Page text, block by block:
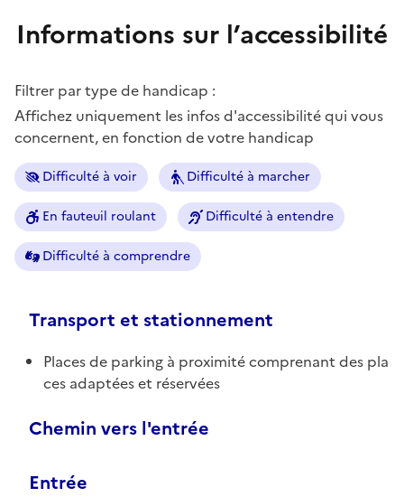
Informations sur l’accessibilité
Filtrer par type de handicap :
Affichez uniquement les infos d'accessibilité qui vous
concernent, en fonction de votre handicap
Difficulté à voir Difficulté à marcher
En fauteuil roulant Difficulté à entendre
Difficulté à comprendre
Transport et stationnement
Places de parking à proximité comprenant des pla
ces adaptées et réservées
Chemin vers l'entrée
Entrée